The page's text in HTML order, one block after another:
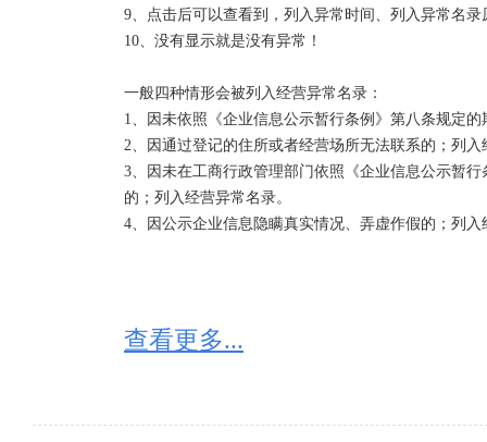
9、点击后可以查看到，列入异常时间、列入异常名
10、没有显示就是没有异常！
一般四种情形会被列入经营异常名录：
1、因未依照《企业信息公示暂行条例》第八条规定
2、因通过登记的住所或者经营场所无法联系的；列入
3、因未在工商行政管理部门依照《企业信息公示暂
的；列入经营异常名录。
4、因公示企业信息隐瞒真实情况、弄虚作假的；列入
查看更多...